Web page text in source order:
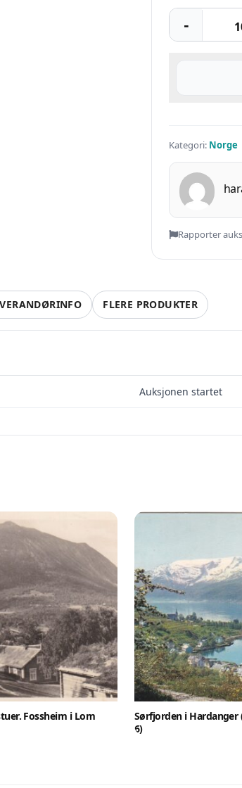
Kategori: Norge
Rapporter
FLERE PRODUKTER
Auksjonen startet
Fossheim i Lom
Sørfjorden i Hardanger
6)
– helt gratis på
faktisk er interessert.
eller Logg inn
på få sekunder og legg ut dine første auksjoner i
Ingen provisjon. Bare ekte kjøpere.
Lukk vinduet